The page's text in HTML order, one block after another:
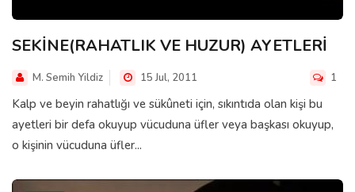
SEKİNE(RAHATLIK VE HUZUR) AYETLERİ
M. Semih Yildiz 15 Jul, 2011 1
Kalp ve beyin rahatlığı ve sükûneti için, sıkıntıda olan kişi bu
ayetleri bir defa okuyup vücuduna üfler veya başkası okuyup,
o kişinin vücuduna üfler...